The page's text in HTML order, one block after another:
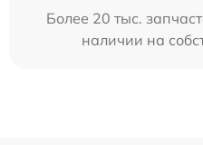
Более 20 тыс.
наличии на